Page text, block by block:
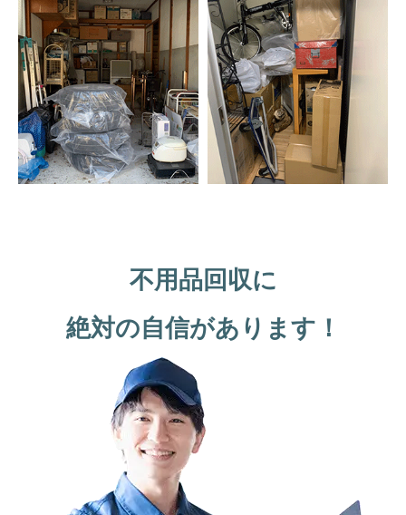
不用品回収に
絶対の自信があります！